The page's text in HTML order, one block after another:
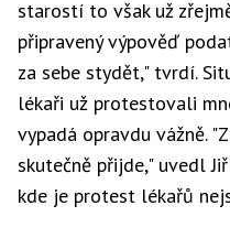
starostí to však už
připravený výpověď
za sebe stydět," tvrdí.
lékaři už protestovali
vypadá opravdu vážně.
skutečně přijde," uvedl
kde je protest lékařů